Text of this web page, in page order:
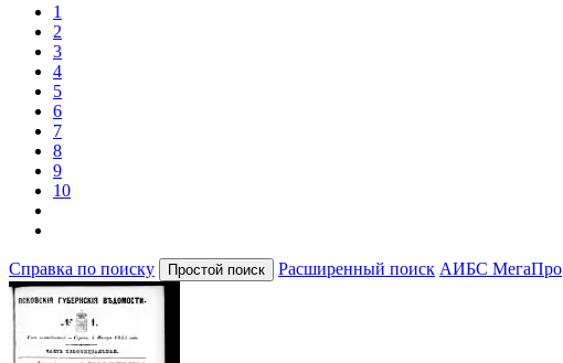
1
2
3
4
5
6
7
8
9
10
Справка по поиску Расширенный поиск АИБС МегаПро